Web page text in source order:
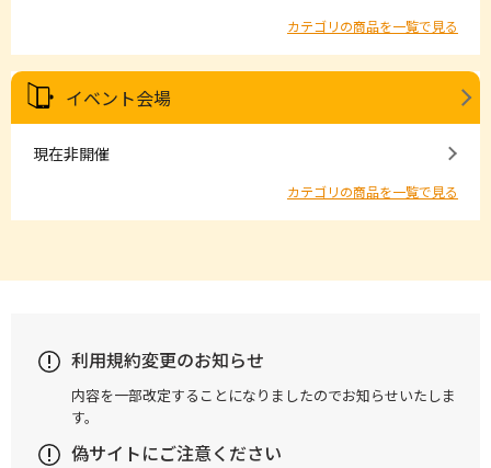
カテゴリの商品を一覧で見る
イベント会場
現在非開催
カテゴリの商品を一覧で見る
利用規約変更のお知らせ
内容を一部改定することになりましたのでお知らせいたしま
す。
偽サイトにご注意ください